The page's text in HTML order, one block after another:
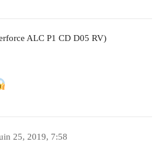
ALC P1 CD D05 RV)
25, 2019, 7:58